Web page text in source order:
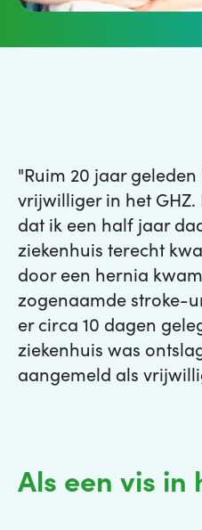
"Ruim 20 jaar
vrijwilliger in het
dat ik een half jaar
ziekenhuis terecht
door een hernia
zogenaamde stroke-
er circa 10 dagen
ziekenhuis was
aangemeld als
Als een vis in